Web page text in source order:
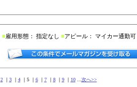
■雇用形態： 指定なし ■アピール： マイカー通勤可
2｜ 3｜ 4｜5 ｜ 6｜ 7｜ 8｜ 9｜ 10... 次へ>>